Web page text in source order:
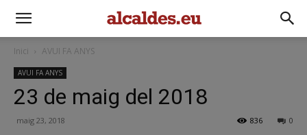
Inici AVUI FA ANYS
AVUI FA ANYS
23 de maig del 2018
maig 23, 2018 0
836